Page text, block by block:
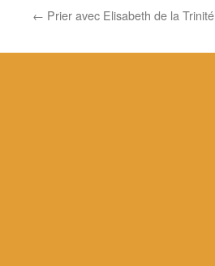
← Prier avec Elisabeth de la Trinité